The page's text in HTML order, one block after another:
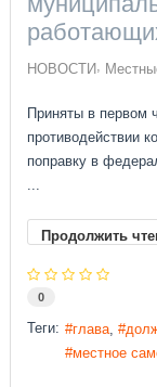
НОВОСТИ
Приняты в первом
противодействии
поправку в
...
Продолжить
0
Теги: глава
местное